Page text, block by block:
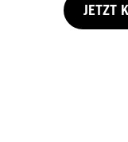
JETZT